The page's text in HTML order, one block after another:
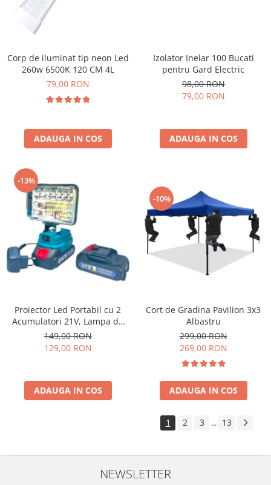
Corp de iluminat tip neon Led
260w 6500K 120 CM 4L
79,00 RON
ADAUGA IN COS
Izolator Inelar 100 Bucati
pentru Gard Electric
98,00 RON
79,00 RON
ADAUGA IN COS
-13%
Proiector Led Portabil cu 2
Acumulatori 21V, Lampa de
Lucru cu Incarcator, Ultra-
Puternic
149,00 RON
129,00 RON
ADAUGA IN COS
-10%
Cort de Gradina Pavilion 3x3
Albastru
299,00 RON
269,00 RON
ADAUGA IN COS
1 2 3 ... 13
NEWSLETTER